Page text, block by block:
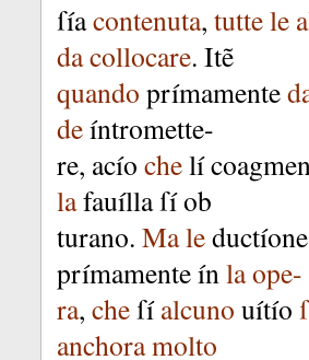
ſíacontenuta, tuttele
dacollocare. Itẽ
quando prímamente
deíntromette-
re, acío chelí
lafauíllaſíob
turano. Maleductíone
prímamenteínlaope-
ra, cheſí alcuno uítío
anchoramolto